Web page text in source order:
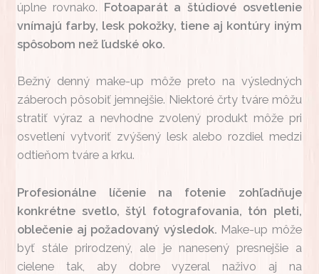
úplne rovnako. Fotoaparát a štúdiové osvetlenie
vnímajú farby, lesk pokožky, tiene aj kontúry iným
spôsobom než ľudské oko.
Bežný denný make-up môže preto na výsledných
záberoch pôsobiť jemnejšie. Niektoré črty tváre môžu
stratiť výraz a nevhodne zvolený produkt môže pri
osvetlení vytvoriť zvýšený lesk alebo rozdiel medzi
odtieňom tváre a krku.
Profesionálne líčenie na fotenie zohľadňuje
konkrétne svetlo, štýl fotografovania, tón pleti,
oblečenie aj požadovaný výsledok. Make-up môže
byť stále prirodzený, ale je nanesený presnejšie a
cielene tak, aby dobre vyzeral naživo aj na